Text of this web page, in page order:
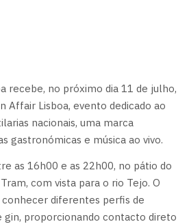
recebe, no próximo dia 11 de julho,
Affair Lisboa, evento dedicado ao
nacionais, uma marca
gastronómicas e música ao vivo.
as 16h00 e as 22h00, no pátio do
com vista para o rio Tejo. O
diferentes perfis de
gin, proporcionando contacto direto